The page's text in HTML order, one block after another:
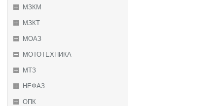
МЗКМ
МЗКТ
МОАЗ
МОТОТЕХНИКА
МТЗ
НЕФАЗ
ОПК